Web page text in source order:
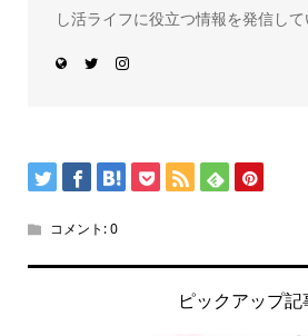
し活ライフに役立つ情報を発信して
コメント:0
ピックアップ記